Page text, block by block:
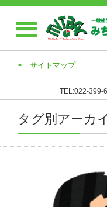
サイトマップ
TEL:022-399-
タグ別アーカ